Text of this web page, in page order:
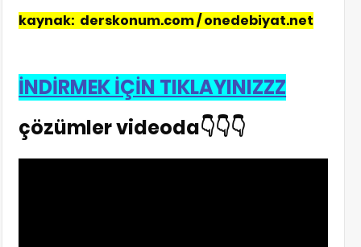
kaynak: derskonum.com / onedebiyat.net
İNDİRMEK İÇİN TIKLAYINIZZZ
çözümler videoda👇👇👇